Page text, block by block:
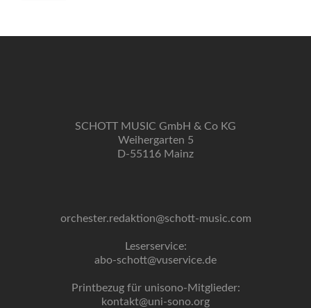
SCHOTT MUSIC GmbH & Co KG
Weihergarten 5
D-55116 Mainz
orchester.redaktion@schott-music.com
Leserservice:
abo-schott@vuservice.de
Printbezug für unisono-Mitglieder:
kontakt@uni-sono.org